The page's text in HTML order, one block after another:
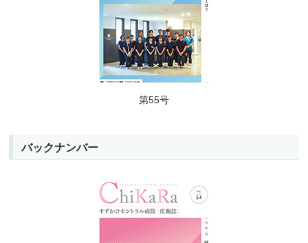
第55号
バックナンバー